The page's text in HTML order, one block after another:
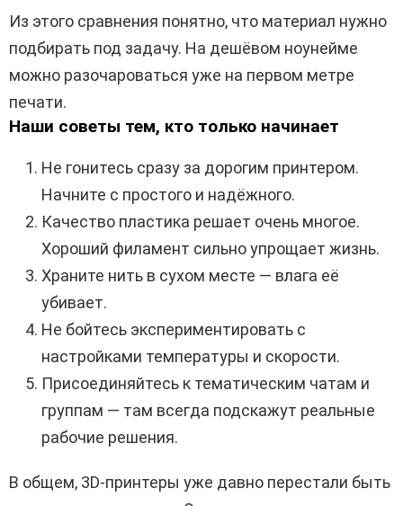
Из этого сравнения понятно, что материал нужно
подбирать под задачу. На дешёвом ноунейме
можно разочароваться уже на первом метре
печати.
Наши советы тем, кто только начинает
Не гонитесь сразу за дорогим принтером.
Начните с простого и надёжного.
Качество пластика решает очень многое.
Хороший филамент сильно упрощает жизнь.
Храните нить в сухом месте — влага её
убивает.
Не бойтесь экспериментировать с
настройками температуры и скорости.
Присоединяйтесь к тематическим чатам и
группам — там всегда подскажут реальные
рабочие решения.
В общем, 3D-принтеры уже давно перестали быть